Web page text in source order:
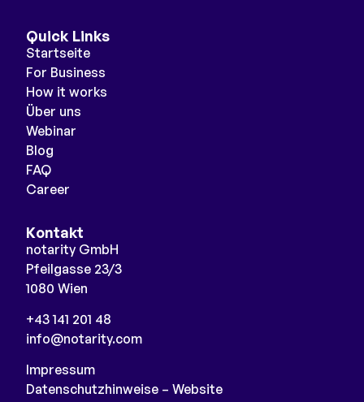
Quick Links
Startseite
For Business
How it works
Über uns
Webinar
Blog
FAQ
Career
Kontakt
notarity GmbH
Pfeilgasse 23/3
1080 Wien
+43 141 201 48
info@notarity.com
Impressum
Datenschutzhinweise – Website